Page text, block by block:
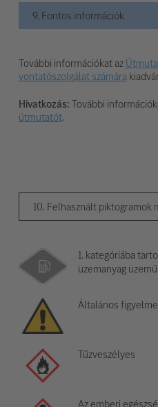
9. Fontos információk
További információkat az
vontatószolgálat számára
Hivatkozás:További
útmutatót.
10. Felhasznált piktogramok
1. kategóriába
üzemanyag
Általános
Tűzveszélyes
Az emberi